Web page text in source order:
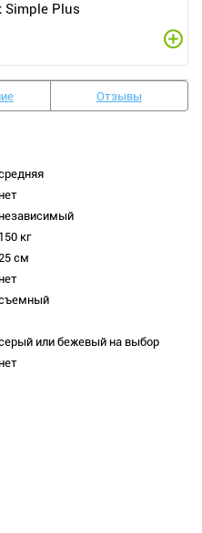
Simple Plus
Отзывы
150 кг
25 см
или бежевый на выбор